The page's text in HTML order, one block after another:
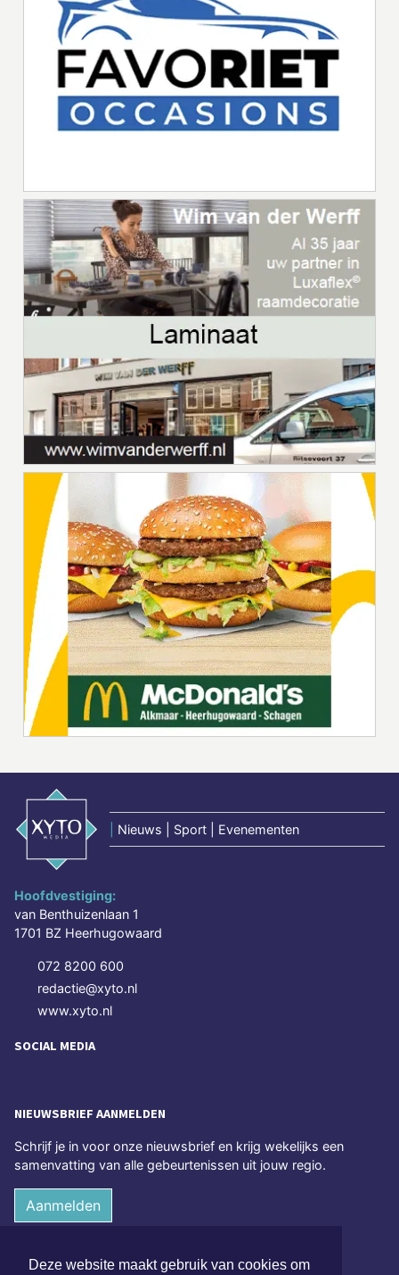
Deze website maakt gebruik van cookies om
Nieuws | Sport | Evenementen
Hoofdvestiging:
van Benthuizenlaan 1
1701 BZ Heerhugowaard
072 8200 600
redactie@xyto.nl
www.xyto.nl
SOCIAL MEDIA
NIEUWSBRIEF AANMELDEN
Schrijf je in voor onze nieuwsbrief en krijg wekelijks een
samenvatting van alle gebeurtenissen uit jouw regio.
Aanmelden
ONLINE DAGBLADEN